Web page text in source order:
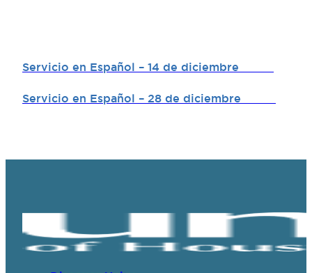
Servicio en Español – 14 de diciembre
Servicio en Español – 28 de diciembre